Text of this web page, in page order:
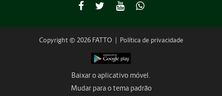
Copyright © 2026 FATTO | Política de privacidade
Baixar o aplicativo móvel.
Mudar para o tema padrão